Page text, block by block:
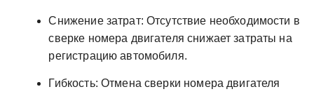
Снижение затрат: Отсутствие необходимости в
сверке номера двигателя снижает затраты на
регистрацию автомобиля.
Гибкость: Отмена сверки номера двигателя